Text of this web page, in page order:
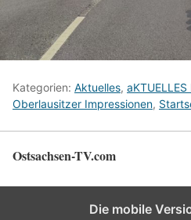
Kategorien: Aktuelles,
Oberlausitzer Impressionen,
Ostsachsen-TV.com
Die mobile